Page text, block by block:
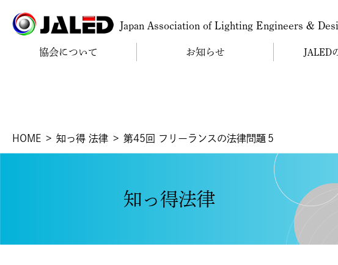
Japan Association of Lighting Engineers &
協会について お知らせ JALED
HOME 知っ得 法律 第45回 フリーランスの法律問題５
知っ得法律